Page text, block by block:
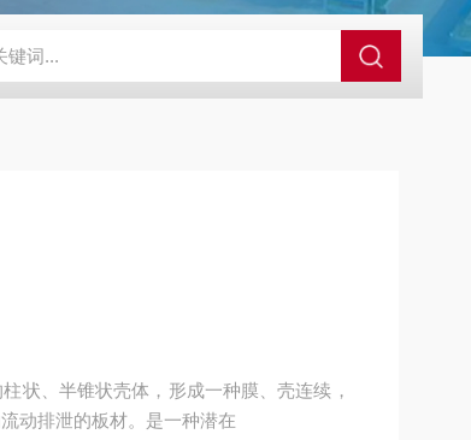
88952634-0
状、半锥状壳体，形成一种膜、壳连续，
动排泄的板材。是一种潜在